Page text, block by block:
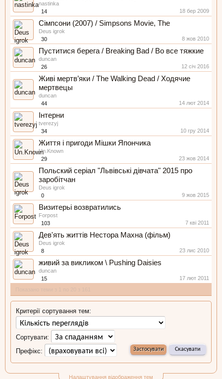
nastinka
14
18 бер 2009
Сімпсони (2007) / Simpsons Movie, The
Deus igrok
30
8 жов 2010
Пуститися берега / Breaking Bad / Во все тяжкие
duncan
26
12 січ 2016
Живі мертв’яки / The Walking Dead / Ходячие
мертвецы
duncan
44
14 лют 2014
Інтерни
tverezyj
34
10 гру 2014
Життя і пригоди Мішки Япончика
Un.Known
29
23 жов 2014
Польский серіал "Львівські дівчата" 2015 про
заробітчан
Deus igrok
0
9 жов 2015
Визитерьі возвратились
Forpost
103
7 кві 2011
Дев'ять життів Нестора Махна (фільм)
Deus igrok
8
23 лис 2010
живий за викликом \ Pushing Daisies
duncan
15
17 лют 2011
Налаштування відображення тем
Критерії сортування тем:
Сортувати:
Префікс: